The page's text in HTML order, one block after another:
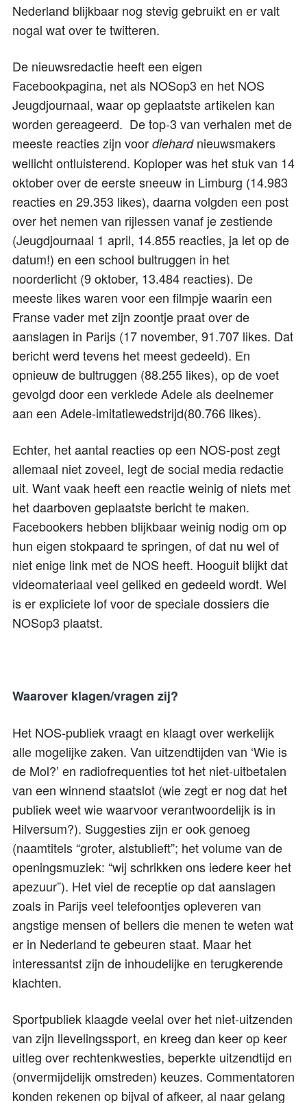
Nederland blijkbaar nog stevig gebruikt en er valt
nogal wat over te twitteren.
De nieuwsredactie heeft een eigen
Facebookpagina, net als NOSop3 en het NOS
Jeugdjournaal, waar op geplaatste artikelen kan
worden gereageerd. De top-3 van verhalen met de
meeste reacties zijn voor diehardnieuwsmakers
wellicht ontluisterend. Koploper was het stuk van 14
oktober over de eerste sneeuw in Limburg (14.983
reacties en 29.353 likes), daarna volgden een post
over het nemen van rijlessen vanaf je zestiende
(Jeugdjournaal 1 april, 14.855 reacties, ja let op de
datum!) en een school bultruggen in het
noorderlicht (9 oktober, 13.484 reacties). De
meeste likes waren voor een filmpje waarin een
Franse vader met zijn zoontje praat over de
aanslagen in Parijs (17 november, 91.707 likes. Dat
bericht werd tevens het meest gedeeld). En
opnieuw de bultruggen (88.255 likes), op de voet
gevolgd door een verklede Adele als deelnemer
aan een Adele-imitatiewedstrijd(80.766 likes).
Echter, het aantal reacties op een NOS-post zegt
allemaal niet zoveel, legt de social media redactie
uit. Want vaak heeft een reactie weinig of niets met
het daarboven geplaatste bericht te maken.
Facebookers hebben blijkbaar weinig nodig om op
hun eigen stokpaard te springen, of dat nu wel of
niet enige link met de NOS heeft. Hooguit blijkt dat
videomateriaal veel geliked en gedeeld wordt. Wel
is er expliciete lof voor de speciale dossiers die
NOSop3 plaatst.
Waarover klagen/vragen zij?
Het NOS-publiek vraagt en klaagt over werkelijk
alle mogelijke zaken. Van uitzendtijden van ‘Wie is
de Mol?’ en radiofrequenties tot het niet-uitbetalen
van een winnend staatslot (wie zegt er nog dat het
publiek weet wie waarvoor verantwoordelijk is in
Hilversum?). Suggesties zijn er ook genoeg
(naamtitels “groter, alstublieft”; het volume van de
openingsmuziek: “wij schrikken ons iedere keer het
apezuur”). Het viel de receptie op dat aanslagen
zoals in Parijs veel telefoontjes opleveren van
angstige mensen of bellers die menen te weten wat
er in Nederland te gebeuren staat. Maar het
interessantst zijn de inhoudelijke en terugkerende
klachten.
Sportpubliek klaagde veelal over het niet-uitzenden
van zijn lievelingssport, en kreeg dan keer op keer
uitleg over rechtenkwesties, beperkte uitzendtijd en
(onvermijdelijk omstreden) keuzes. Commentatoren
konden rekenen op bijval of afkeer, al naar gelang